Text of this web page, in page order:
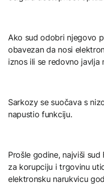
Ako sud odobri njegovo
obavezan da nosi
iznos ili se redovno javlja
Sarkozy se suočava s
napustio funkciju.
Prošle godine, najviši
za korupciju i trgovinu
elektronsku narukvicu